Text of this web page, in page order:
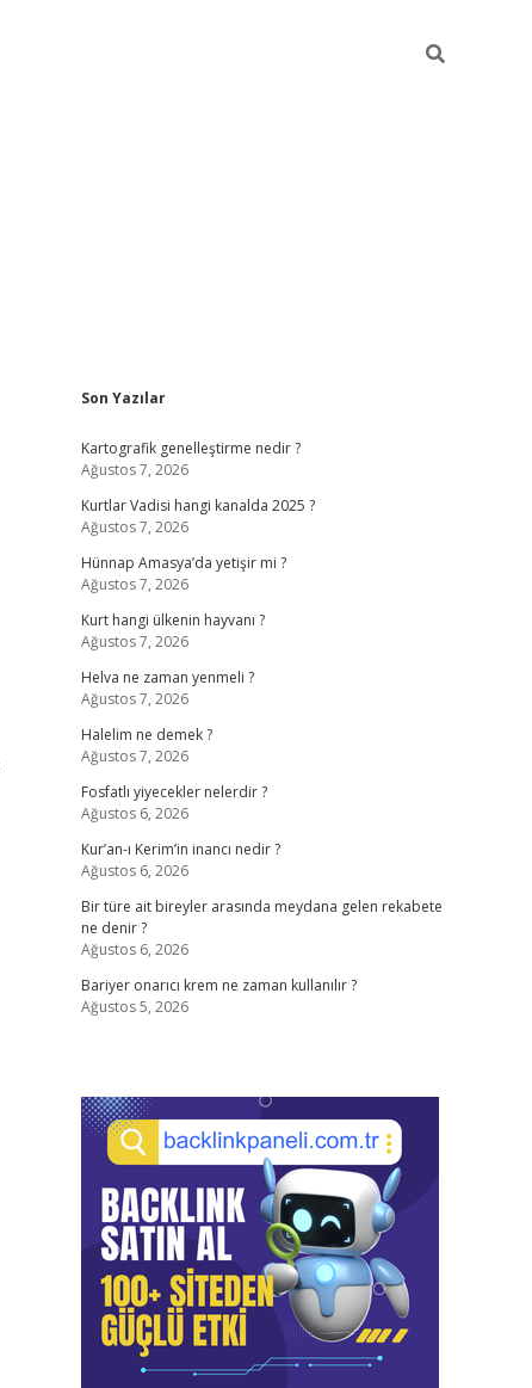
Sidebar
Son Yazılar
Kartografik genelleştirme nedir ?
Ağustos 7, 2026
Kurtlar Vadisi hangi kanalda 2025 ?
Ağustos 7, 2026
Hünnap Amasya’da yetişir mi ?
Ağustos 7, 2026
Kurt hangi ülkenin hayvanı ?
Ağustos 7, 2026
Helva ne zaman yenmeli ?
Ağustos 7, 2026
Halelim ne demek ?
Ağustos 7, 2026
Fosfatlı yiyecekler nelerdir ?
Ağustos 6, 2026
Kur’an-ı Kerim’in inancı nedir ?
Ağustos 6, 2026
Bir türe ait bireyler arasında meydana gelen rekabete
ne denir ?
Ağustos 6, 2026
Bariyer onarıcı krem ne zaman kullanılır ?
Ağustos 5, 2026